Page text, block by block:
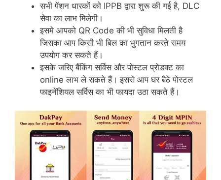
सभी पेंशन धारकों को IPPB द्वारा शुरू की गई है, DLC
सेवा का लाभ मिलेगी।
इसमे आपको QR Code की भी सुविधा मिलती है
जिसका आप किसी भी बिल का भुगतान करते समय
उपयोग कर सकते हैं।
इसके जरिए बैंकिंग सर्विस और पोस्टल प्रोडक्ट का
online लाभ ले सकते हैं। इससे आप घर बैठे पोस्टल
फाइनेंशियल सर्विस का भी फायदा उठा सकते हैं।